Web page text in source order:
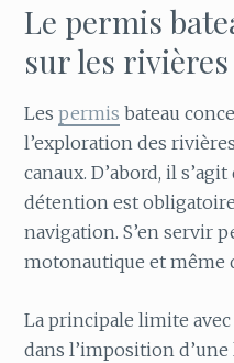
Le permis
sur les rivières
Lespermis bateau
l’exploration des
canaux. D’abord, il s’agit
détention est
navigation. S’en servir
motonautique et même
La principale limite
dans l’imposition